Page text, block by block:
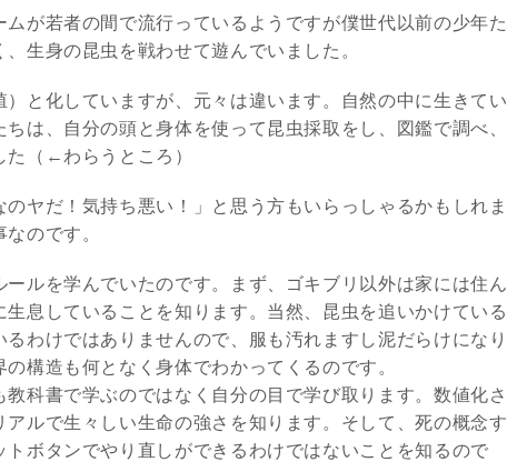
が若者の間で流行っているようですが僕世代以前の少年た
生身の昆虫を戦わせて遊んでいました。
と化していますが、元々は違います。自然の中に生きてい
は、自分の頭と身体を使って昆虫採取をし、図鑑で調べ、
た（←わらうところ）
ヤだ！気持ち悪い！」と思う方もいらっしゃるかもしれま
のです。
ルを学んでいたのです。まず、ゴキブリ以外は家には住ん
息していることを知ります。当然、昆虫を追いかけている
わけではありませんので、服も汚れますし泥だらけになり
構造も何となく身体でわかってくるのです。
科書で学ぶのではなく自分の目で学び取ります。数値化さ
ルで生々しい生命の強さを知ります。そして、死の概念す
ボタンでやり直しができるわけではないことを知るので
究極的な覚醒に向かって
【The Secret of...
インタビュー